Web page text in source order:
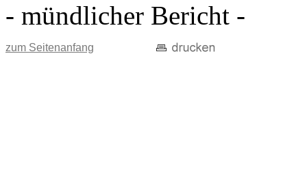
- mündlicher Bericht -
zum Seitenanfang